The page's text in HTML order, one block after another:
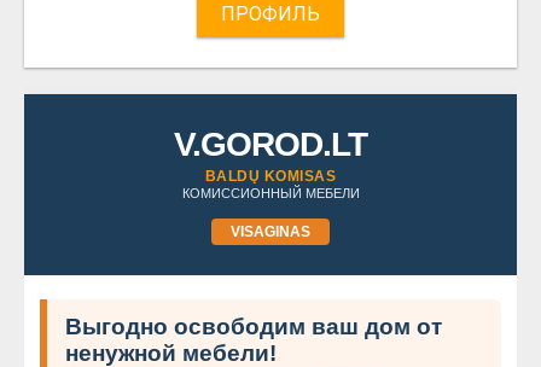
ПРОФИЛЬ
V.GOROD.LT
BALDŲ KOMISAS
КОМИССИОННЫЙ МЕБЕЛИ
VISAGINAS
Выгодно освободим ваш дом от
ненужной мебели!